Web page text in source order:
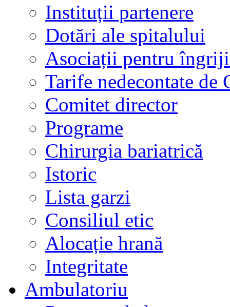
Instituții partenere
Dotări ale spitalului
Asociații pentru
Tarife nedecontate de
Comitet director
Programe
Chirurgia bariatrică
Istoric
Lista garzi
Consiliul etic
Alocație hrană
Integritate
Ambulatoriu